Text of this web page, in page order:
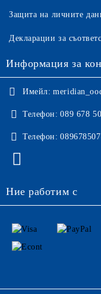
Защита на личните
Декларации за
Информация за
Имейл:
Телефон: 089 678
Телефон:
Ние работим с